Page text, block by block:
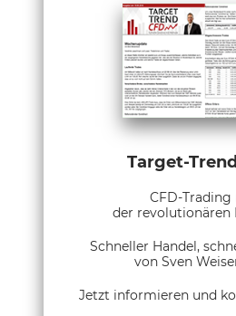
Target-
CFD-
der revolutionären
Schneller Handel,
von Sven
Jetzt informieren und